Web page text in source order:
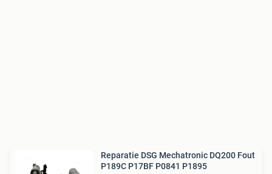
Reparatie DSG Mechatronic DQ200 Fout
P189C P17BF P0841 P1895